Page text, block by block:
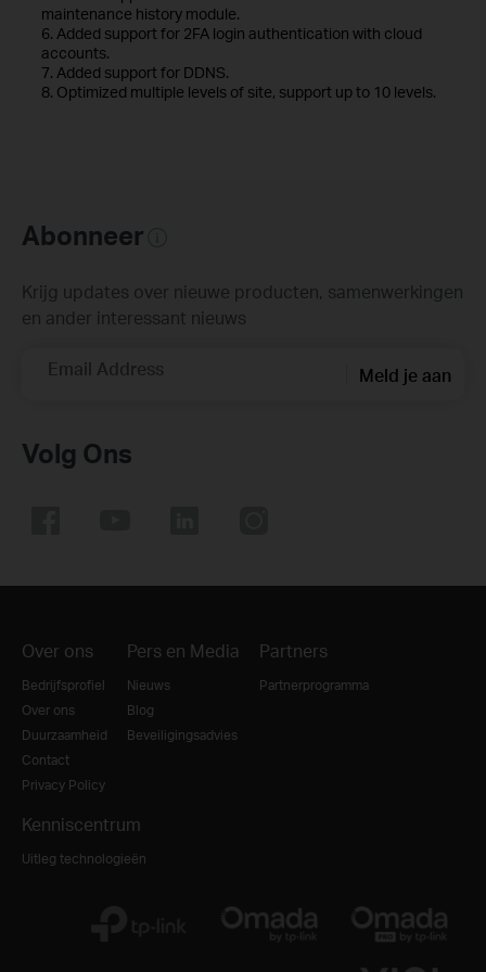
maintenance history module.
6. Added support for 2FA login authentication with cloud
accounts.
7. Added support for DDNS.
8. Optimized multiple levels of site, support up to 10 levels.
Abonneer
Krijg updates over nieuwe producten, samenwerkingen
en ander interessant nieuws
Email Address Meld je aan
Volg Ons
Over ons
Bedrijfsprofiel
Over ons
Duurzaamheid
Contact
Privacy Policy
Pers en Media
Nieuws
Blog
Beveiligingsadvies
Partners
Partnerprogramma
Kenniscentrum
Uitleg technologieën